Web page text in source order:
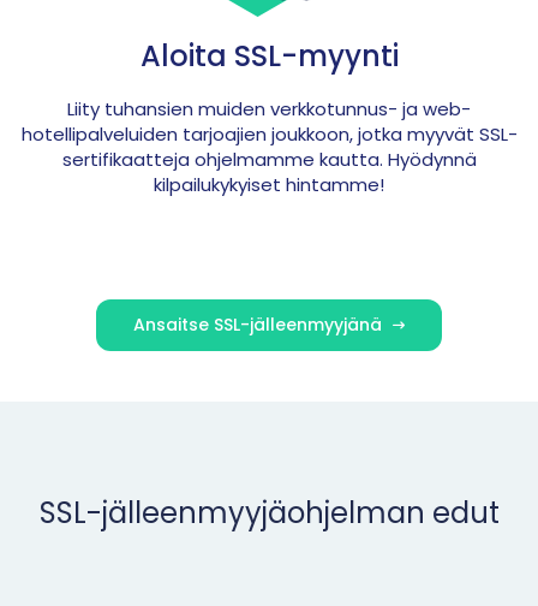
Aloita SSL-myynti
Liity tuhansien muiden verkkotunnus- ja web-
hotellipalveluiden tarjoajien joukkoon, jotka myyvät SSL-
sertifikaatteja ohjelmamme kautta. Hyödynnä
kilpailukykyiset hintamme!
Ansaitse SSL-jälleenmyyjänä
SSL-jälleenmyyjäohjelman edut